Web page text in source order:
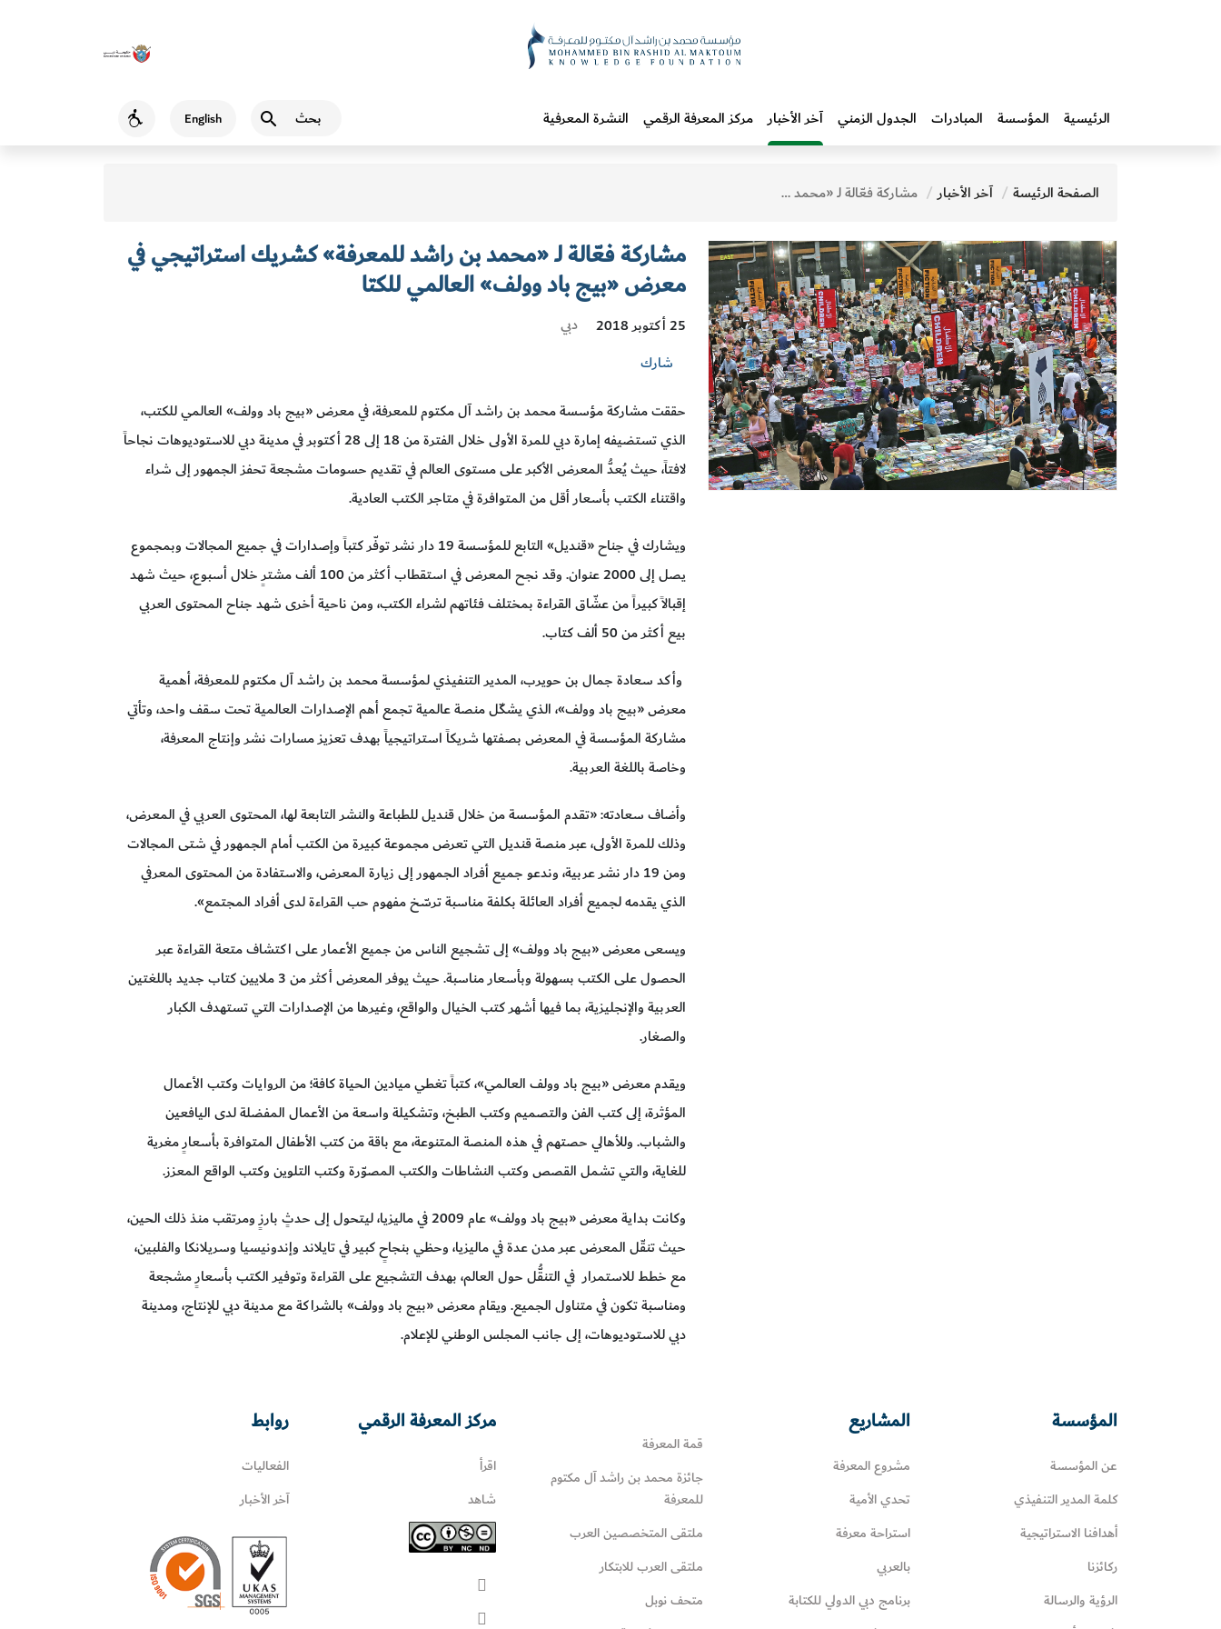
English
Accessibility الرئيسية المؤسسة المبادرات‎ الجدول الزمني آخر الأخبار مركز المعرفة الرقمي النشرة المعرفية
الصفحة الرئيسة آخر الأخبار مشاركة فعّالة لـ «محمد بن راشد للمعرفة» كشريك استراتيجي في معرض «بيج باد وولف» العالمي للكتا
مشاركة فعّالة لـ «محمد بن راشد للمعرفة» كشريك استراتيجي في
معرض «بيج باد وولف» العالمي للكتا
25 أكتوبر 2018
دبي
شارك
حققت مشاركة مؤسسة محمد بن راشد آل مكتوم للمعرفة، في معرض «بيج باد وولف» العالمي للكتب،
الذي تستضيفه إمارة دبي للمرة الأولى خلال الفترة من 18 إلى 28 أكتوبر في مدينة دبي للاستوديوهات نجاحاً
لافتاً، حيث يُعدُّ المعرض الأكبر على مستوى العالم في تقديم حسومات مشجعة تحفز الجمهور إلى شراء
واقتناء الكتب بأسعار أقل من المتوافرة في متاجر الكتب العادية.
ويشارك في جناح «قنديل» التابع للمؤسسة 19 دار نشر توفّر كتباً وإصدارات في جميع المجالات وبمجموع
يصل إلى 2000 عنوان. وقد نجح المعرض في استقطاب أكثر من 100 ألف مشترٍ خلال أسبوع، حيث شهد
إقبالاً كبيراً من عشّاق القراءة بمختلف فئاتهم لشراء الكتب، ومن ناحية أخرى شهد جناح المحتوى العربي
بيع أكثر من 50 ألف كتاب.
وأكد سعادة جمال بن حويرب، المدير التنفيذي لمؤسسة محمد بن راشد آل مكتوم للمعرفة، أهمية
معرض «بيج باد وولف»، الذي يشكّل منصة عالمية تجمع أهم الإصدارات العالمية تحت سقف واحد، وتأتي
مشاركة المؤسسة في المعرض بصفتها شريكاً استراتيجياً بهدف تعزيز مسارات نشر وإنتاج المعرفة،
وخاصة باللغة العربية.
وأضاف سعادته: «تقدم المؤسسة من خلال قنديل للطباعة والنشر التابعة لها، المحتوى العربي في المعرض،
وذلك للمرة الأولى، عبر منصة قنديل التي تعرض مجموعة كبيرة من الكتب أمام الجمهور في شتى المجالات
ومن 19 دار نشر عربية، وندعو جميع أفراد الجمهور إلى زيارة المعرض، والاستفادة من المحتوى المعرفي
الذي يقدمه لجميع أفراد العائلة بكلفة مناسبة ترسّخ مفهوم حب القراءة لدى أفراد المجتمع».
ويسعى معرض «بيج باد وولف» إلى تشجيع الناس من جميع الأعمار على اكتشاف متعة القراءة عبر
الحصول على الكتب بسهولة وبأسعار مناسبة. حيث يوفر المعرض أكثر من 3 ملايين كتاب جديد باللغتين
العربية والإنجليزية، بما فيها أشهر كتب الخيال والواقع، وغيرها من الإصدارات التي تستهدف الكبار
والصغار.
ويقدم معرض «بيج باد وولف العالمي»، كتباً تغطي ميادين الحياة كافة؛ من الروايات وكتب الأعمال
المؤثرة، إلى كتب الفن والتصميم وكتب الطبخ، وتشكيلة واسعة من الأعمال المفضلة لدى اليافعين
والشباب. وللأهالي حصتهم في هذه المنصة المتنوعة، مع باقة من كتب الأطفال المتوافرة بأسعارٍ مغرية
للغاية، والتي تشمل القصص وكتب النشاطات والكتب المصوّرة وكتب التلوين وكتب الواقع المعزز.
وكانت بداية معرض «بيج باد وولف» عام 2009 في ماليزيا، ليتحول إلى حدثٍ بارزٍ ومرتقب منذ ذلك الحين،
حيث تنقّل المعرض عبر مدن عدة في ماليزيا، وحظي بنجاحٍ كبير في تايلاند وإندونيسيا وسريلانكا والفلبين،
مع خطط للاستمرار في التنقُّل حول العالم، بهدف التشجيع على القراءة وتوفير الكتب بأسعارٍ مشجعة
ومناسبة تكون في متناول الجميع. ويقام معرض «بيج باد وولف» بالشراكة مع مدينة دبي للإنتاج، ومدينة
دبي للاستوديوهات، إلى جانب المجلس الوطني للإعلام.
المؤسسة
عن المؤسسة
كلمة المدير التنفيذي
أهدافنا الاستراتيجية
ركائزنا
الرؤية والرسالة
المشاريع
مشروع المعرفة
تحدي الأمية
استراحة معرفة
بالعربي
برنامج دبي الدولي للكتابة
قمة المعرفة
جائزة محمد بن راشد آل مكتوم
للمعرفة
ملتقى المتخصصين العرب
ملتقى العرب للابتكار
متحف نوبل
مركز المعرفة الرقمي
اقرأ
شاهد
روابط
الفعاليات
آخر الأخبار